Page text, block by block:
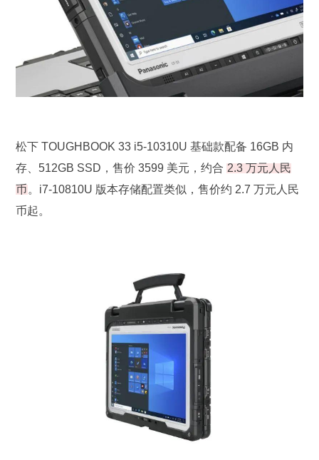
松下 TOUGHBOOK 33 i5-10310U 基础款配备 16GB 内
存、512GB SSD，售价 3599 美元，约合 2.3 万元人民
币。i7-10810U 版本存储配置类似，售价约 2.7 万元人民
币起。